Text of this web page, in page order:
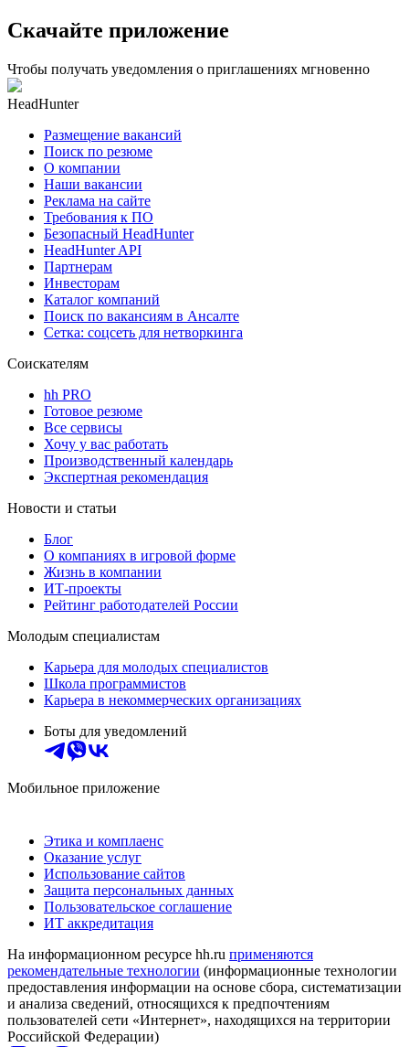
Скачайте приложение
Чтобы получать уведомления о приглашениях мгновенно
HeadHunter
Размещение вакансий
Поиск по резюме
О компании
Наши вакансии
Реклама на сайте
Требования к ПО
Безопасный HeadHunter
HeadHunter API
Партнерам
Инвесторам
Каталог компаний
Поиск по вакансиям в Ансалте
Сетка: соцсеть для нетворкинга
Соискателям
hh PRO
Готовое резюме
Все сервисы
Хочу у вас работать
Производственный календарь
Экспертная рекомендация
Новости и статьи
Блог
О компаниях в игровой форме
Жизнь в компании
ИТ-проекты
Рейтинг работодателей России
Молодым специалистам
Карьера для молодых специалистов
Школа программистов
Карьера в некоммерческих организациях
Боты для уведомлений
Мобильное приложение
Этика и комплаенс
Оказание услуг
Использование сайтов
Защита персональных данных
Пользовательское соглашение
ИТ аккредитация
На информационном ресурсе hh.ru применяются
рекомендательные технологии (информационные технологии
предоставления информации на основе сбора, систематизации
и анализа сведений, относящихся к предпочтениям
пользователей сети «Интернет», находящихся на территории
Российской Федерации)